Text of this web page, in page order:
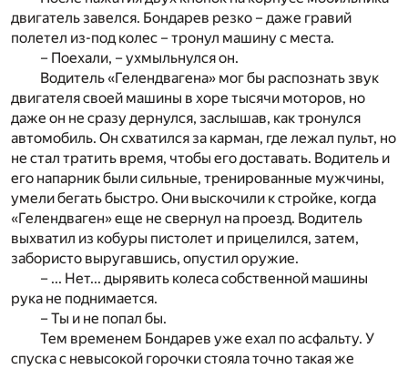
двигатель завелся. Бондарев резко – даже гравий
полетел из-под колес – тронул машину с места.
– Поехали, – ухмыльнулся он.
Водитель «Гелендвагена» мог бы распознать звук
двигателя своей машины в хоре тысячи моторов, но
даже он не сразу дернулся, заслышав, как тронулся
автомобиль. Он схватился за карман, где лежал пульт, но
не стал тратить время, чтобы его доставать. Водитель и
его напарник были сильные, тренированные мужчины,
умели бегать быстро. Они выскочили к стройке, когда
«Гелендваген» еще не свернул на проезд. Водитель
выхватил из кобуры пистолет и прицелился, затем,
забористо выругавшись, опустил оружие.
– ... Нет... дырявить колеса собственной машины
рука не поднимается.
– Ты и не попал бы.
Тем временем Бондарев уже ехал по асфальту. У
спуска с невысокой горочки стояла точно такая же